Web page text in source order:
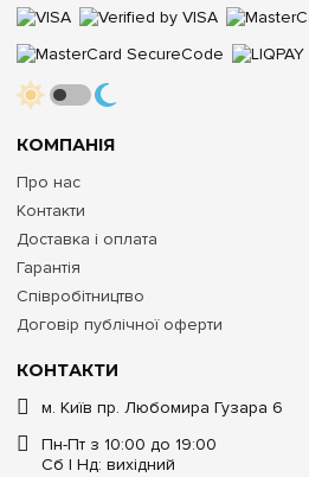
КОНТАКТИ
м. Київ пр. Любомира Гузара 6
Пн-Пт з 10:00 до 19:00
Сб | Нд: вихідний
КОМПАНІЯ
Про нас
Контакти
Доставка і оплата
Гарантія
Співробітництво
Договір публічної оферти